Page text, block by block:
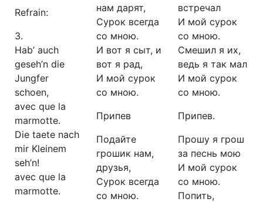
Refrain:
3.
Hab’ auch
geseh’n die
Jungfer
schoen,
avec que la
marmotte.
Die taete nach
mir Kleinem
seh’n!
avec que la
marmotte.
нам дарят,
Сурок всегда
со мною.
И вот я сыт, и
вот я рад,
И мой сурок
со мною.
Припев
Подайте
грошик нам,
друзья,
Сурок всегда
со мною.
встречал
И мой сурок
со мною.
Смешил я их,
ведь я так мал
И мой сурок
со мною.
Припев.
Прошу я грош
за песнь мою
И мой сурок
со мною.
Попить,